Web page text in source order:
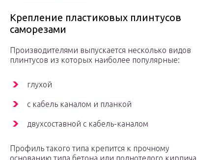
Крепление пластиковых плинтусов
саморезами
Производителями выпускается несколько видов
плинтусов из которых наиболее популярные:
глухой
с кабель каналом и планкой
двухсоставной с кабель-каналом
Профиль такого типа крепится к прочному
основанию типа бетона или полнотелого кирпича